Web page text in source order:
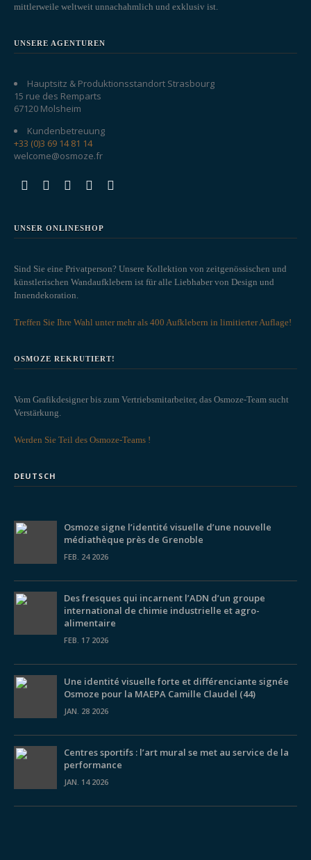
mittlerweile weltweit unnachahmlich und exklusiv ist.
UNSERE AGENTUREN
Hauptsitz & Produktionsstandort Strasbourg
15 rue des Remparts
67120 Molsheim
Kundenbetreuung
+33 (0)3 69 14 81 14
welcome@osmoze.fr
UNSER ONLINESHOP
Sind Sie eine Privatperson? Unsere Kollektion von zeitgenössischen und
künstlerischen Wandaufklebern ist für alle Liebhaber von Design und
Innendekoration.
Treffen Sie Ihre Wahl unter mehr als 400 Aufklebern in limitierter Auflage!
OSMOZE REKRUTIERT!
Vom Grafikdesigner bis zum Vertriebsmitarbeiter, das Osmoze-Team sucht
Verstärkung.
Werden Sie Teil des Osmoze-Teams !
DEUTSCH
Osmoze signe l’identité visuelle d’une nouvelle
médiathèque près de Grenoble
FEB. 24 2026
Des fresques qui incarnent l’ADN d’un groupe
international de chimie industrielle et agro-
alimentaire
FEB. 17 2026
Une identité visuelle forte et différenciante signée
Osmoze pour la MAEPA Camille Claudel (44)
JAN. 28 2026
Centres sportifs : l’art mural se met au service de la
performance
JAN. 14 2026